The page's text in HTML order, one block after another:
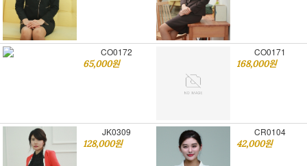
CO0172
65,000원
CO0171
168,000원
JK0309
128,000원
CR0104
42,000원